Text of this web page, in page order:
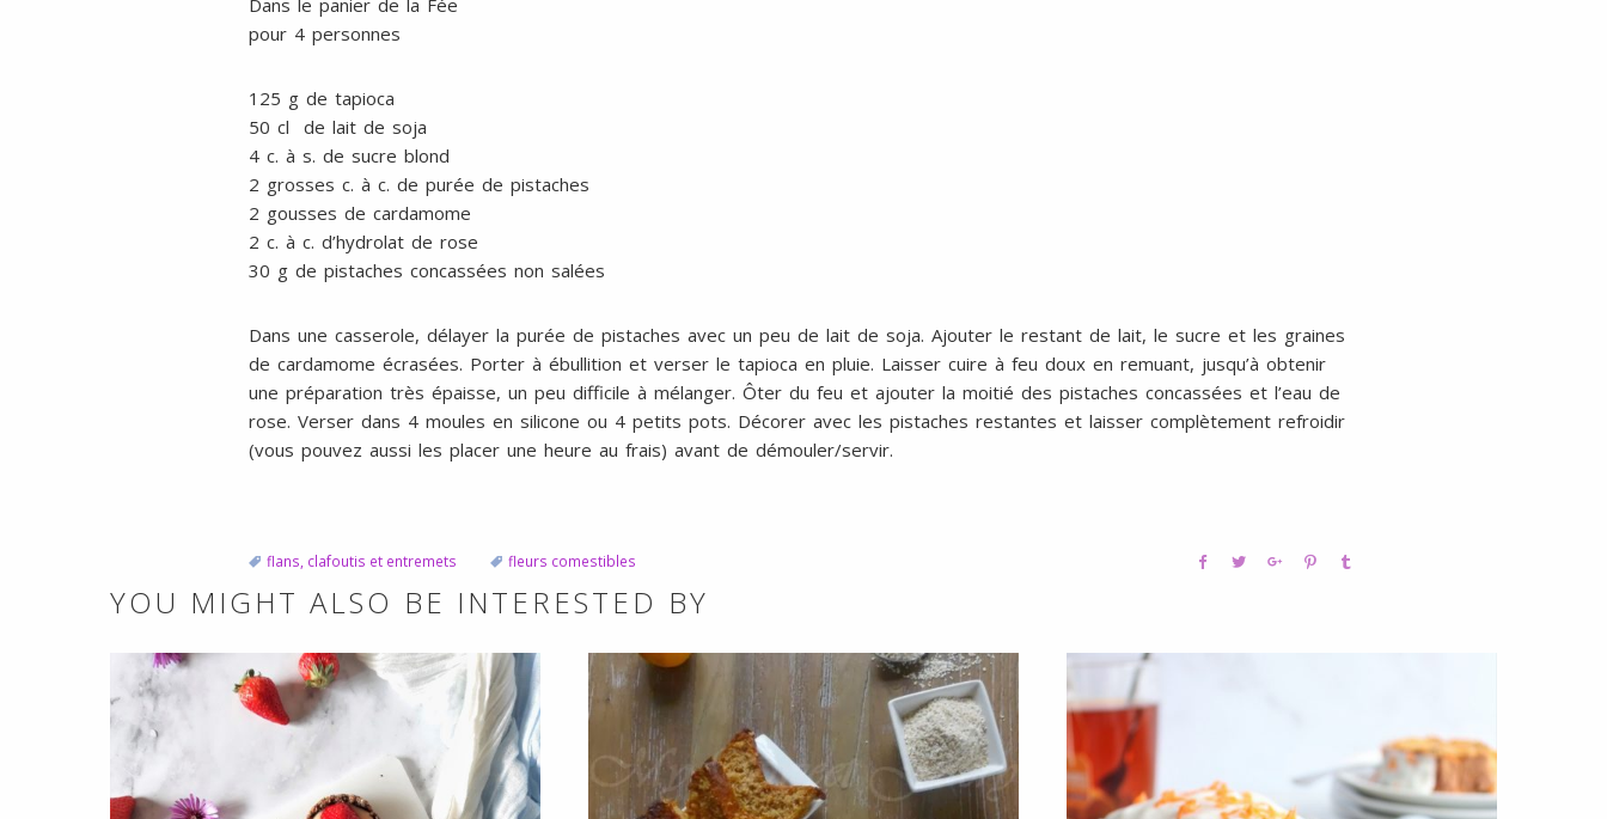
Dans le panier de la Fée
pour 4 personnes
125 g de tapioca
50 cl de lait de soja
4 c. à s. de sucre blond
2 grosses c. à c. de purée de pistaches
2 gousses de cardamome
2 c. à c. d’hydrolat de rose
30 g de pistaches concassées non salées
Dans une casserole, délayer la purée de pistaches avec un peu de lait de soja. Ajouter le restant de lait, le sucre et les graines
de cardamome écrasées. Porter à ébullition et verser le tapioca en pluie. Laisser cuire à feu doux en remuant, jusqu’à obtenir
une préparation très épaisse, un peu difficile à mélanger. Ôter du feu et ajouter la moitié des pistaches concassées et l’eau de
rose. Verser dans 4 moules en silicone ou 4 petits pots. Décorer avec les pistaches restantes et laisser complètement refroidir
(vous pouvez aussi les placer une heure au frais) avant de démouler/servir.
flans, clafoutis et entremets fleurs comestibles
YOU MIGHT ALSO BE INTERESTED BY